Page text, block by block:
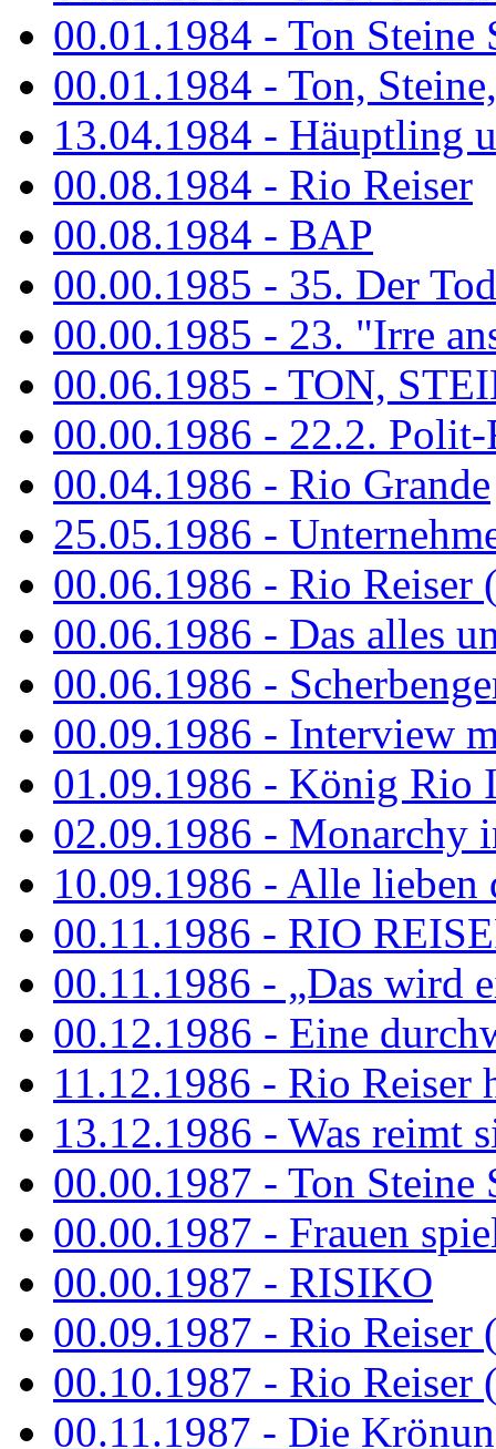
00.01.1984 - Ton Steine
00.01.1984 - Ton,
13.04.1984 - Häuptling
00.08.1984 - Rio Reiser
00.08.1984 - BAP
00.00.1985 - 35. Der
00.00.1985 - 23. "Irre
00.06.1985 - TON,
00.00.1986 - 22.2.
00.04.1986 - Rio Grande
25.05.1986 -
00.06.1986 - Rio Reiser
00.06.1986 - Das alles
00.06.1986 -
00.09.1986 - Interview
01.09.1986 - König Rio
02.09.1986 - Monarchy
10.09.1986 - Alle lieben
00.11.1986 - RIO
00.11.1986 - „Das wird
00.12.1986 - Eine
11.12.1986 - Rio Reiser
13.12.1986 - Was reimt
00.00.1987 - Ton Steine
00.00.1987 - Frauen
00.00.1987 - RISIKO
00.09.1987 - Rio Reiser
00.10.1987 - Rio Reiser
00.11.1987 - Die